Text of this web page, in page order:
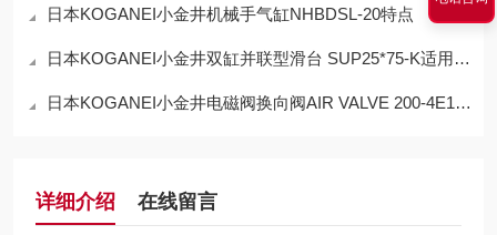
日本KOGANEI小金井机械手气缸NHBDSL-20特点
日本KOGANEI小金井双缸并联型滑台 SUP25*75-K适用范围
日本KOGANEI小金井电磁阀换向阀AIR VALVE 200-4E1 DC24V使用方法
详细介绍 在线留言